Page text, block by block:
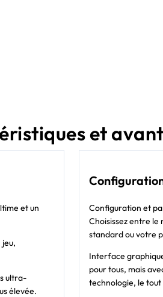
et
et un
ultra-
élevée.
Configuration et
Choisissez entre
standard ou votre
Interface
pour tous, mais
technologie, le